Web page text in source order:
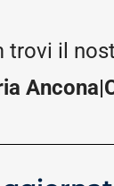
trovi il